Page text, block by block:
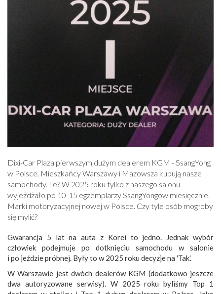
Dixi-Car Plaza pierwszym dużym dealerem KGM - SsangYong
w Polsce. Mieszkańcy Warszawy i Mazowsza kupują nasze
samochody. Ile? W 2025 roku tylko z naszego salonu
wyjeżdżało po 10-15 egzemplarzy SsangYongów miesięcznie.
Marki motoryzacyjnej nowej w Polsce. Czy tyle osób mogłoby
się mylić?
Gwarancja 5 lat na auta z Korei to jedno. Jednak wybór
człowiek podejmuje po dotknięciu samochodu w salonie
i po jeździe próbnej. Były to w 2025 roku decyzje na 'Tak'.
W Warszawie jest dwóch dealerów KGM (dodatkowo jeszcze
dwa autoryzowane serwisy). W 2025 roku byliśmy Top 1